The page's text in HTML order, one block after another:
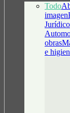
Todo
imagen
Jurídico
obras
e